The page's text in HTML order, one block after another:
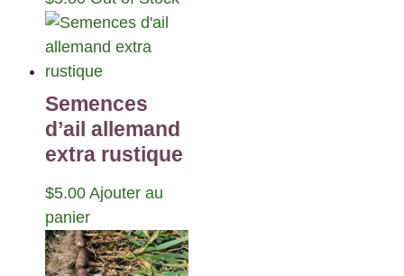
Semences
d’ail allemand
extra rustique
$5.00 Ajouter au
panier